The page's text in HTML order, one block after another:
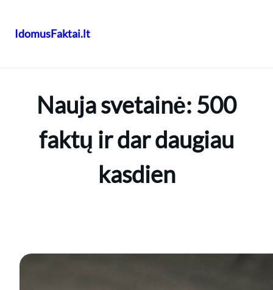
IdomusFaktai.lt
Nauja svetainė: 500
faktų ir dar daugiau
kasdien